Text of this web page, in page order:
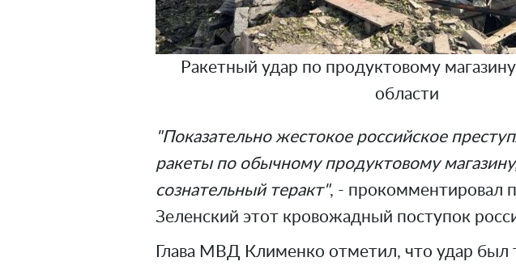
Ракетный удар по продуктовому
области
"Показательно жестокое российское
ракеты по обычному продуктовому
сознательный теракт", - прокомментировал
Зеленский этот кровожадный поступок
Глава МВД Клименко отметил, что удар был